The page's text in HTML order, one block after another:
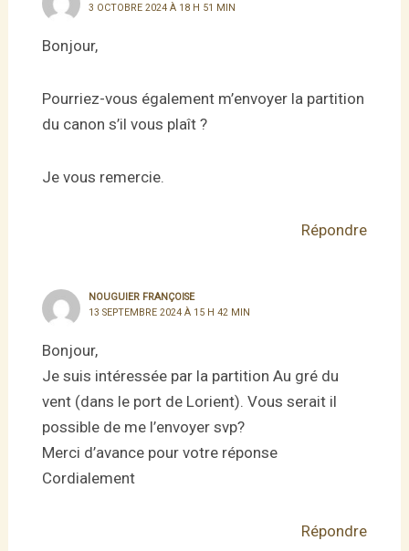
3 OCTOBRE 2024 À 18 H 51 MIN
Bonjour,
Pourriez-vous également m’envoyer la partition
du canon s’il vous plaît ?
Je vous remercie.
Répondre
NOUGUIER FRANÇOISE
13 SEPTEMBRE 2024 À 15 H 42 MIN
Bonjour,
Je suis intéressée par la partition Au gré du
vent (dans le port de Lorient). Vous serait il
possible de me l’envoyer svp?
Merci d’avance pour votre réponse
Cordialement
Répondre